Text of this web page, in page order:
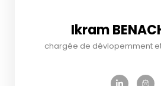
Ikram
chargée de dévlopemment